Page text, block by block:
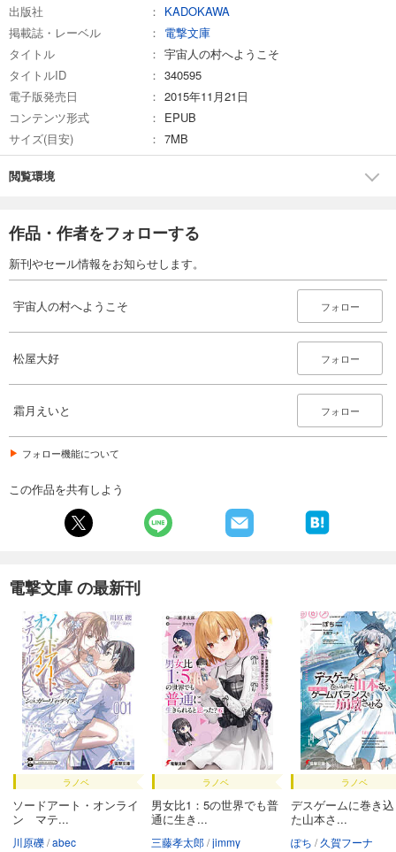
出版社
KADOKAWA
掲載誌・レーベル
電撃文庫
タイトル
宇宙人の村へようこそ
タイトルID
340595
電子版発売日
2015年11月21日
コンテンツ形式
EPUB
サイズ(目安)
7MB
閲覧環境
作品・作者をフォローする
新刊やセール情報をお知らせします。
宇宙人の村へようこそ フォロー
松屋大好 フォロー
霜月えいと フォロー
フォロー機能について
この作品を共有しよう
電撃文庫 の最新刊
ラノベ
ソードアート・オンライ
ン マテ...
川原礫 abec
ラノベ
男女比1：5の世界でも普
通に生き...
三藤孝太郎 jimmy
ラノベ
デスゲームに巻き
た山本さ...
ぽち 久賀フーナ